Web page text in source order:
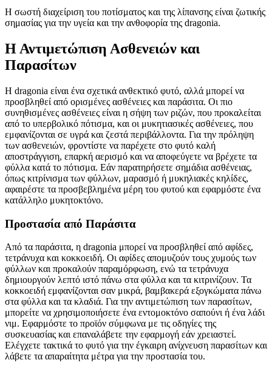
Η σωστή διαχείριση του ποτίσματος και της λίπανσης είναι ζωτικής
σημασίας για την υγεία και την ανθοφορία της dragonia.
Η Αντιμετώπιση Ασθενειών και
Παρασίτων
Η dragonia είναι ένα σχετικά ανθεκτικό φυτό, αλλά μπορεί να
προσβληθεί από ορισμένες ασθένειες και παράσιτα. Οι πιο
συνηθισμένες ασθένειες είναι η σήψη των ριζών, που προκαλείται
από το υπερβολικό πότισμα, και οι μυκητιασικές ασθένειες, που
εμφανίζονται σε υγρά και ζεστά περιβάλλοντα. Για την πρόληψη
των ασθενειών, φροντίστε να παρέχετε στο φυτό καλή
αποστράγγιση, επαρκή αερισμό και να αποφεύγετε να βρέχετε τα
φύλλα κατά το πότισμα. Εάν παρατηρήσετε σημάδια ασθένειας,
όπως κιτρίνισμα των φύλλων, μαρασμό ή μυκηλιακές κηλίδες,
αφαιρέστε τα προσβεβλημένα μέρη του φυτού και εφαρμόστε ένα
κατάλληλο μυκητοκτόνο.
Προστασία από Παράσιτα
Από τα παράσιτα, η dragonia μπορεί να προσβληθεί από αφίδες,
τετράνυχα και κοκκοειδή. Οι αφίδες απομυζούν τους χυμούς των
φύλλων και προκαλούν παραμόρφωση, ενώ τα τετράνυχα
δημιουργούν λεπτό ιστό πάνω στα φύλλα και τα κιτρινίζουν. Τα
κοκκοειδή εμφανίζονται σαν μικρά, βαμβακερά εξογκώματα πάνω
στα φύλλα και τα κλαδιά. Για την αντιμετώπιση των παρασίτων,
μπορείτε να χρησιμοποιήσετε ένα εντομοκτόνο σαπούνι ή ένα λάδι
νιμ. Εφαρμόστε το προϊόν σύμφωνα με τις οδηγίες της
συσκευασίας και επαναλάβετε την εφαρμογή εάν χρειαστεί.
Ελέγχετε τακτικά το φυτό για την έγκαιρη ανίχνευση παρασίτων και
λάβετε τα απαραίτητα μέτρα για την προστασία του.